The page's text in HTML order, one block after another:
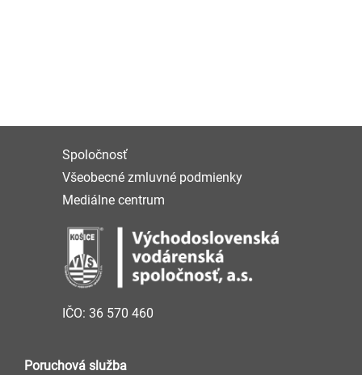
Spoločnosť
Všeobecné zmluvné podmienky
Mediálne centrum
IČO: 36 570 460
Poruchová služba